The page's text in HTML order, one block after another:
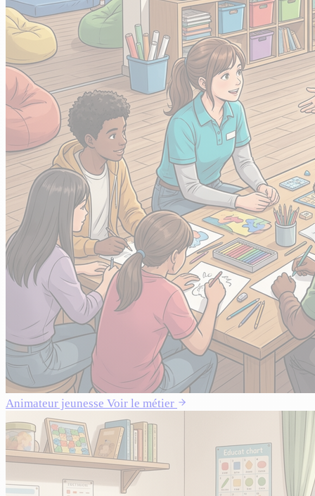
Animateur jeunesse Voir le métier